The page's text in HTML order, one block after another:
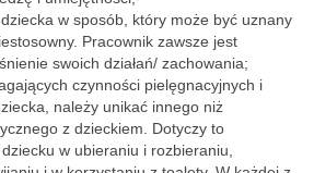
w sposób, który może być uznany
Pracownik zawsze jest
swoich działań/ zachowania;
czynności pielęgnacyjnych i
należy unikać innego niż
z dzieckiem. Dotyczy to
w ubieraniu i rozbieraniu,